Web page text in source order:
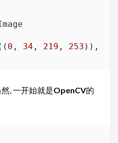
0 , 34 , 219 , 253 )),
, 一开始就是OpenCV的